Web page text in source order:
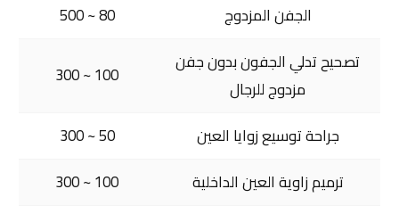
الجفن المزدوج
80 ~ 500
تصحيح تدلي الجفون بدون جفن
مزدوج للرجال
100 ~ 300
جراحة توسيع زوايا العين
50 ~ 300
ترميم زاوية العين الداخلية
100 ~ 300